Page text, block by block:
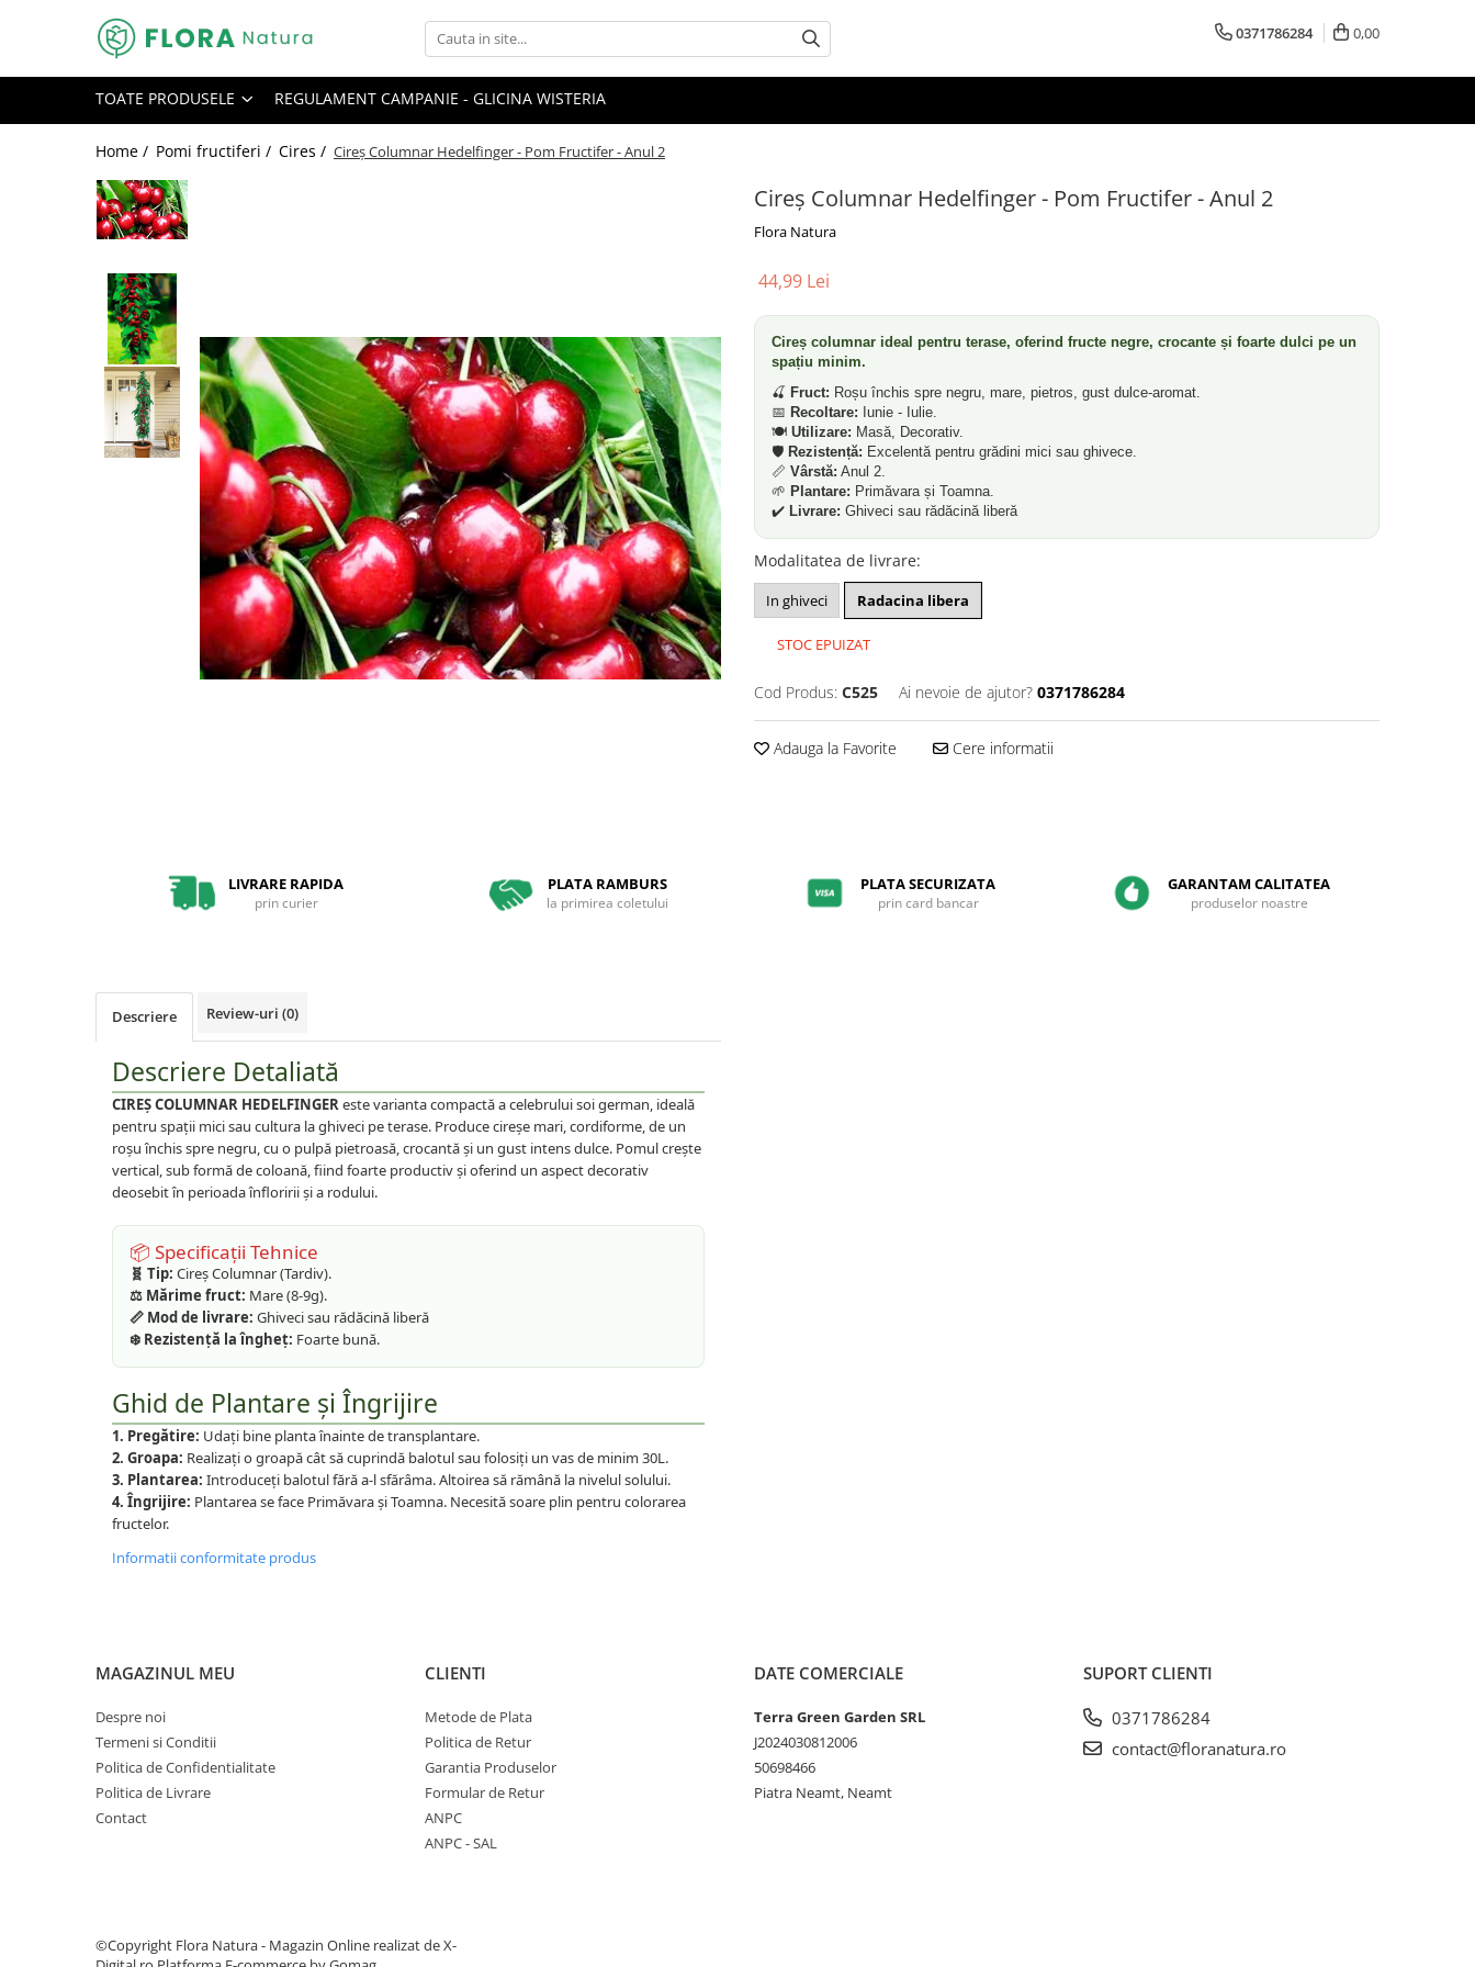
Plante foioase
Plante ornamentale
Pomi columnari
Trandafiri copac
Trandafiri pomisor plangator
Trandafiri tufa
Trandafiri urcatori
0371786284 0,00
TOATE PRODUSELE REGULAMENT CAMPANIE - GLICINA WISTERIA
Home / Pomi fructiferi / Cires / Cireș Columnar Hedelfinger - Pom Fructifer - Anul 2
Cireș Columnar Hedelfinger - Pom Fructifer - Anul 2
Flora Natura
44,99 Lei
Cireș columnar ideal pentru terase, oferind fructe negre, crocante și foarte dulci pe un
spațiu minim.
🍒 Fruct: Roșu închis spre negru, mare, pietros, gust dulce-aromat.
📅 Recoltare: Iunie - Iulie.
🍽️ Utilizare: Masă, Decorativ.
🛡️ Rezistență: Excelentă pentru grădini mici sau ghivece.
📏 Vârstă: Anul 2.
🌱 Plantare: Primăvara și Toamna.
✔️ Livrare: Ghiveci sau rădăcină liberă
Modalitatea de livrare:
In ghiveci Radacina libera
STOC EPUIZAT
Cod Produs: C525 Ai nevoie de ajutor? 0371786284
Adauga la Favorite Cere informatii
LIVRARE RAPIDA
prin curier
PLATA RAMBURS
la primirea coletului
PLATA SECURIZATA
prin card bancar
GARANTAM CALITATEA
produselor noastre
Descriere Review-uri (0)
Descriere Detaliată
CIREȘ COLUMNAR HEDELFINGEReste varianta compactă a celebrului soi german, ideală
pentru spații mici sau cultura la ghiveci pe terase. Produce cireșe mari, cordiforme, de un
roșu închis spre negru, cu o pulpă pietroasă, crocantă și un gust intens dulce. Pomul crește
vertical, sub formă de coloană, fiind foarte productiv și oferind un aspect decorativ
deosebit în perioada înfloririi și a rodului.
📦 Specificații Tehnice
🧬 Tip: Cireș Columnar (Tardiv).
⚖️ Mărime fruct: Mare (8-9g).
📏 Mod de livrare: Ghiveci sau rădăcină liberă
❄️ Rezistență la îngheț: Foarte bună.
Ghid de Plantare și Îngrijire
1. Pregătire: Udați bine planta înainte de transplantare.
2. Groapa: Realizați o groapă cât să cuprindă balotul sau folosiți un vas de minim 30L.
3. Plantarea: Introduceți balotul fără a-l sfărâma. Altoirea să rămână la nivelul solului.
4. Îngrijire: Plantarea se face Primăvara și Toamna. Necesită soare plin pentru colorarea
fructelor.
Informatii conformitate produs
MAGAZINUL MEU
Despre noi
Termeni si Conditii
Politica de Confidentialitate
Politica de Livrare
Contact
CLIENTI
Metode de Plata
Politica de Retur
Garantia Produselor
Formular de Retur
ANPC
ANPC - SAL
DATE COMERCIALE
Terra Green Garden SRL
J2024030812006
50698466
Piatra Neamt, Neamt
SUPORT CLIENTI
0371786284
contact@floranatura.ro
©Copyright Flora Natura - Magazin Online realizat de X-